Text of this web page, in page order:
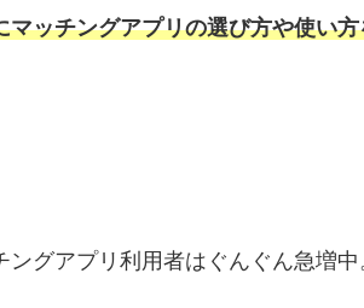
マッチングアプリの選び方や使い
ングアプリ利用者はぐんぐん急増中